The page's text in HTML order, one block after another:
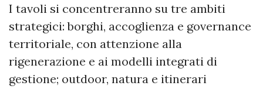
I tavoli si concentreranno su tre ambiti
strategici: borghi, accoglienza e governance
territoriale, con attenzione alla
rigenerazione e ai modelli integrati di
gestione; outdoor, natura e itinerari